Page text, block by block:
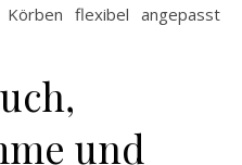
flexibel angepasst
und